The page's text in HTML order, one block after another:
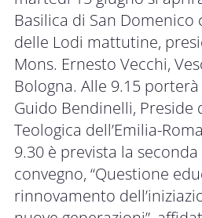
Basilica di San
delle Lodi mattutine,
Mons. Ernesto Vecchi,
Bologna. Alle 9.15
Guido Bendinelli, Preside
Teologica dell’Emilia-
9.30 è prevista la
convegno, “Questione
rinnovamento